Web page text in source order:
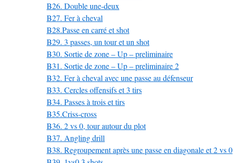
B26. Double une-deux
B27. Fer à cheval
B28.Passe en carré et shot
B29. 3 passes, un tour et un shot
B30. Sortie de zone – Up – preliminaire
B31. Sortie de zone – Up – preliminaire 2
B32. Fer à cheval avec une passe au défenseur
B33. Cercles offensifs et 3 tirs
B34. Passes à trois et tirs
B35.Criss-cross
B36. 2 vs 0, tour autour du plot
B37. Angling drill
B38. Regroupement après une passe en diagonale et 2 vs 0